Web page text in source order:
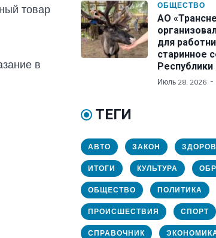
товар
в
ОБЩЕСТВО
АО
для
старинное
Июль 28, 2026
ТЕГИ
АВТО ЗАКОН
ИТОГИ КУЛЬТУРА
ОБЩЕСТВО ПОЛИТИКА
ПРОИСШЕСТВИЯ СПОРТ
СПРАВОЧНИК